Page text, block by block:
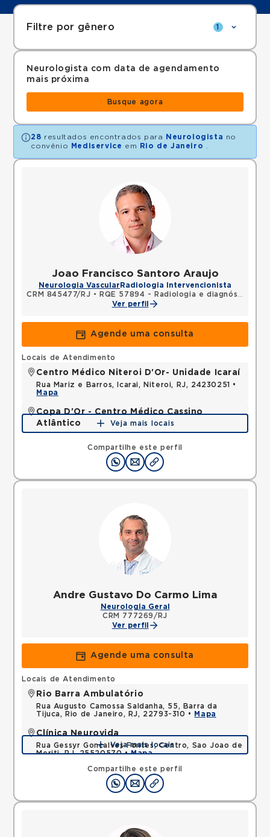
Filtre por gênero 1
Neurologista com data de agendamento
mais próxima
Busque agora
28 resultados encontrados para Neurologista no
convênio
Mediservice em Rio de Janeiro
Joao Francisco Santoro Araujo
Neurologia Vascular Radiologia Intervencionista
CRM 845477/RJ •
RQE 57894 - Radiologia e diagnóstico por imagem
Ver perfil
Agende uma consulta
Compartilhe este perfil
Locais de Atendimento
Centro Médico Niteroi D'Or- Unidade Icaraí
Rua Mariz e Barros, Icarai, Niteroi, RJ, 24230251 •
Mapa
Copa D'Or - Centro Médico Cassino
Atlântico
Avenida Atlantica, Copacabana, Rio de Janeiro, RJ,
22070002 •Mapa
Veja mais locais
Andre Gustavo Do Carmo Lima
Neurologia Geral
CRM 777269/RJ
Ver perfil
Agende uma consulta
Compartilhe este perfil
Locais de Atendimento
Rio Barra Ambulatório
Rua Augusto Camossa Saldanha, 55, Barra da
Tijuca, Rio de Janeiro, RJ, 22793-310 •
Mapa
Clínica Neurovida
Rua Gessyr Goncalves Fontes, Centro, Sao Joao de
Meriti, RJ, 25520570 •Mapa
Veja mais locais